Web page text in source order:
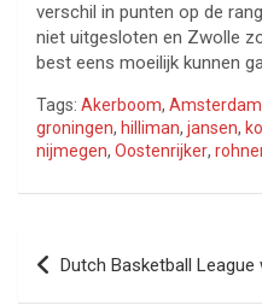
verschil in punten op de
niet uitgesloten en Zwolle
best eens moeilijk kunnen
Tags: Akerboom, Amsterdam
groningen, hilliman, jansen,
nijmegen, Oostenrijker,
Bericht
navigatie
Dutch Basketball League